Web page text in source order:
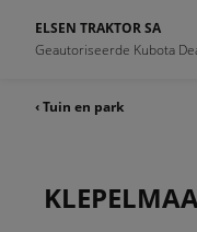
ELSEN TRAKTOR SA
Geautoriseerde Kubota
‹ Tuin en park